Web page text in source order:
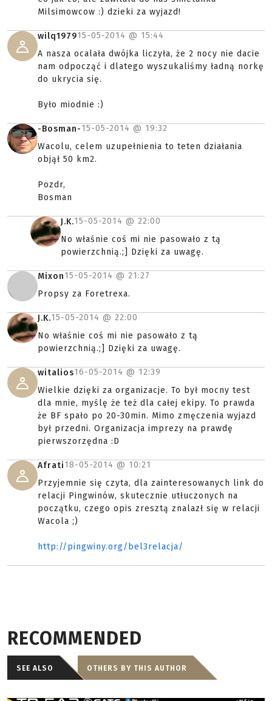
Milsimowcow :) dzieki za wyjazd!
wilq197915-05-2014 @ 15:44
A nasza ocalała dwójka liczyła, że 2 nocy nie dacie
nam odpocząć i dlatego wyszukaliśmy ładną norkę
do ukrycia się.
Było miodnie :)
-Bosman-15-05-2014 @ 19:32
Wacolu, celem uzupełnienia to teten działania
objął 50 km2.
Pozdr,
Bosman
J.K.15-05-2014 @ 22:00
No właśnie coś mi nie pasowało z tą
powierzchnią.;] Dzięki za uwagę.
Mixon15-05-2014 @ 21:27
Propsy za Foretrexa.
J.K.15-05-2014 @ 22:00
No właśnie coś mi nie pasowało z tą
powierzchnią.;] Dzięki za uwagę.
witalios16-05-2014 @ 12:39
Wielkie dzięki za organizacje. To był mocny test
dla mnie, myślę że też dla całej ekipy. To prawda
że BF spało po 20-30min. Mimo zmęczenia wyjazd
był przedni. Organizacja imprezy na prawdę
pierwszorzędna :D
Afrati18-05-2014 @ 10:21
Przyjemnie się czyta, dla zainteresowanych link do
relacji Pingwinów, skutecznie utłuczonych na
początku, czego opis zresztą znalazł się w relacji
Wacola ;)
http://pingwiny.org/bel3relacja/
RECOMMENDED
SEE ALSO OTHERS BY THIS AUTHOR